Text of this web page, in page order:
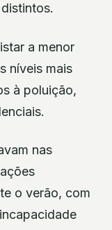
a menor
níveis mais
à poluição,
nas
o verão, com